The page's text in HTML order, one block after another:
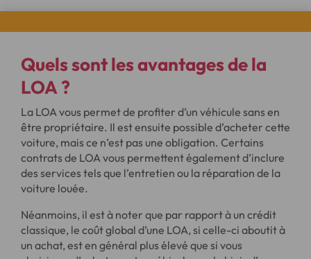
Quels sont lesavantagesde la
LOA ?
La LOA vous permet de profiter d’un véhicule sans en
être propriétaire. Il est ensuite possible d’acheter cette
voiture, mais ce n’est pas une obligation. Certains
contrats de LOA vous permettent également d’inclure
des services tels que l’entretien ou la réparation de la
voiture louée.
Néanmoins, il est à noter que par rapport à un crédit
classique, le coût global d’une LOA, si celle-ci aboutit à
un achat, est en général plus élevé que si vous